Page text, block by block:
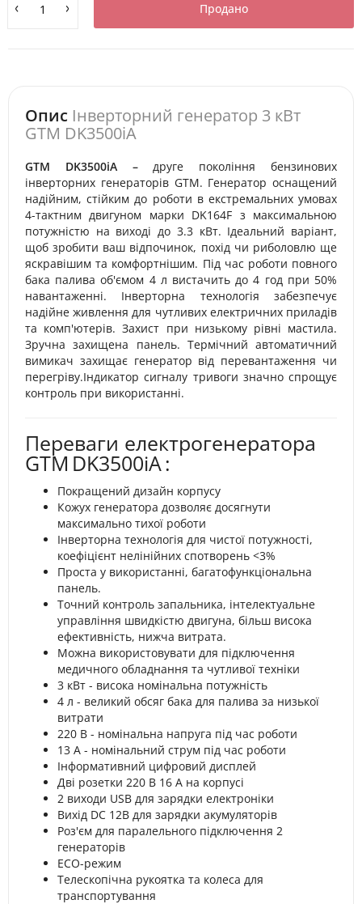
Продано
Опис Інверторний генератор 3 кВт
GTM DK3500iA
GTM DK3500iA –друге покоління бензинових
інверторних генераторів GTM. Генератор оснащений
надійним, стійким до роботи в екстремальних умовах
4-тактним двигуном марки DK164F з максимальною
потужністю на виході до 3.3 кВт. Ідеальний варіант,
щоб зробити ваш відпочинок, похід чи риболовлю ще
яскравішим та комфортнішим. Під час роботи повного
бака палива об'ємом 4 л вистачить до 4 год при 50%
навантаженні. Інверторна технологія забезпечує
надійне живлення для чутливих електричних приладів
та комп'ютерів. Захист при низькому рівні мастила.
Зручна захищена панель. Термічний автоматичний
вимикач захищає генератор від перевантаження чи
перегріву.Індикатор сигналу тривоги значно спрощує
контроль при використанні.
Переваги електрогенератора
GTM DK3500iA:
Покращений дизайн корпусу
Кожух генератора дозволяє досягнути
максимально тихої роботи
Інверторна технологія для чистої потужності,
коефіцієнт нелінійних спотворень <3%
Проста у використанні, багатофункціональна
панель.
Точний контроль запальника, інтелектуальне
управління швидкістю двигуна, більш висока
ефективність, нижча витрата.
Можна використовувати для підключення
медичного обладнання та чутливої ​​техніки
3 кВт - висока номінальна потужність
4 л - великий обсяг бака для палива за низької
витрати
220 В - номінальна напруга під час роботи
13 А - номінальний струм під час роботи
Інформативний цифровий дисплей
Дві розетки 220 В 16 А на корпусі
2 виходи USB для зарядки електроніки
Вихід DC 12В для зарядки акумуляторів
Роз'єм для паралельного підключення 2
генераторів
ECO-режим
Телескопічна рукоятка та колеса для
транспортування